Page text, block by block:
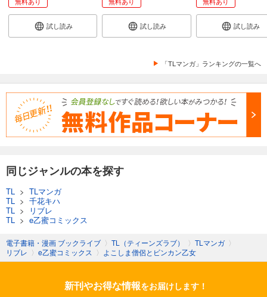
試し読み 試し読み 試し読み
「TLマンガ」ランキングの一覧へ
同じジャンルの本を探す
TL > TLマンガ
TL
> 千花キハ
TL
>
リブレ
TL
> e乙蜜コミックス
電子書籍・漫画 ブックライブ 〉 TL（ティーンズラブ） 〉 TLマンガ 〉
リブレ 〉 e乙蜜コミックス 〉 よこしま僧侶とビンカン乙女
新刊やお得な情報をお届けします！